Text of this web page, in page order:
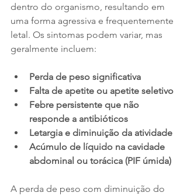
dentro do organismo, resultando em
uma forma agressiva e frequentemente
letal. Os sintomas podem variar, mas
geralmente incluem:
Perda de peso significativa
Falta de apetite ou apetite seletivo
Febre persistente que não
responde a antibióticos
Letargia e diminuição da atividade
Acúmulo de líquido na cavidade
abdominal ou torácica (PIF úmida)
A perda de peso com diminuição do